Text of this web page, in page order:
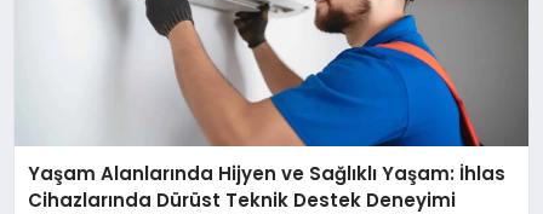
Yaşam Alanlarında Hijyen ve Sağlıklı Yaşam: İhlas
Cihazlarında Dürüst Teknik Destek Deneyimi